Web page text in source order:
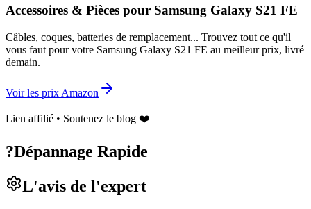
Accessoires & Pièces pour Samsung Galaxy S21 FE
Câbles, coques, batteries de remplacement... Trouvez tout ce qu'il
vous faut pour votre Samsung Galaxy S21 FE au meilleur prix, livré
demain.
Voir les prix Amazon
Lien affilié • Soutenez le blog ❤️
?Dépannage Rapide
L'avis de l'expert